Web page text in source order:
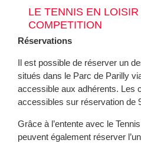
LE TENNIS EN LOISIR
COMPETITION
Réservations
Il est possible de réserver un
situés dans le Parc de Parilly
accessible aux adhérents. Les
accessibles sur réservation de
Grâce à l’entente avec le
peuvent également réserver